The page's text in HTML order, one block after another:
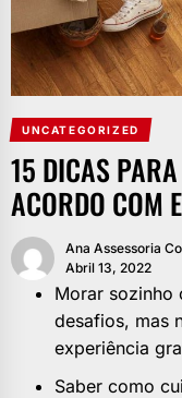
UNCATEGORIZED
15 DICAS
ACORDO COM
Ana Assessoria
Abril 13, 2022
Morar sozinho
desafios, mas
experiência
Saber como